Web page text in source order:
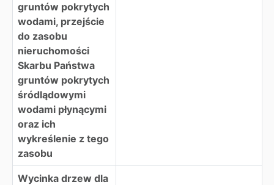
gruntów pokrytych
wodami, przejście
do zasobu
nieruchomości
Skarbu Państwa
gruntów pokrytych
śródlądowymi
wodami płynącymi
oraz ich
wykreślenie z tego
zasobu
Wycinka drzew dla